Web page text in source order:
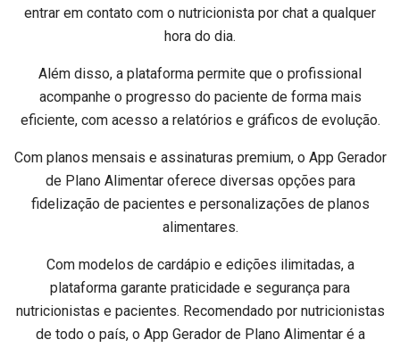
entrar em contato com o nutricionista por chat a qualquer
hora do dia.
Além disso, a plataforma permite que o profissional
acompanhe o progresso do paciente de forma mais
eficiente, com acesso a relatórios e gráficos de evolução.
Com planos mensais e assinaturas premium, o App Gerador
de Plano Alimentar oferece diversas opções para
fidelização de pacientes e personalizações de planos
alimentares.
Com modelos de cardápio e edições ilimitadas, a
plataforma garante praticidade e segurança para
nutricionistas e pacientes. Recomendado por nutricionistas
de todo o país, o App Gerador de Plano Alimentar é a